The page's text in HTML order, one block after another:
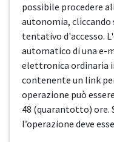
possibile procedere
autonomia, cliccando
tentativo d'accesso.
automatico di una e-
elettronica ordinaria
contenente un link
operazione può
48 (quarantotto) ore.
l’operazione deve